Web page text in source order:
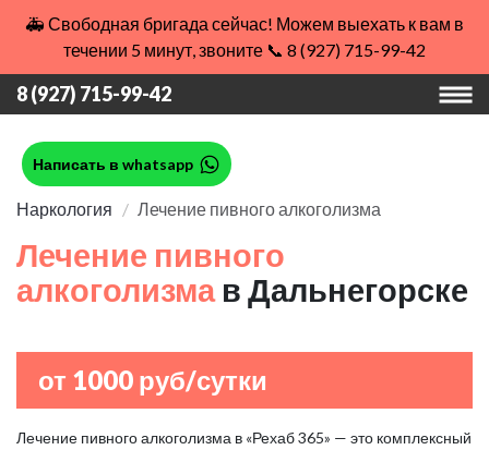
🚑 Свободная бригада сейчас! Можем выехать к вам в
течении 5 минут, звоните 📞 8 (927) 715-99-42
8 (927) 715-99-42
Написать в whatsapp
Наркология Лечение пивного алкоголизма
Лечение пивного
алкоголизма в Дальнегорске
от 1000 руб/сутки
Лечение пивного алкоголизма в «Рехаб 365» — это комплексный